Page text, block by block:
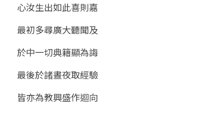
心汝生出如此喜則嘉
最初多尋廣大聽聞及
於中一切典籍顯為誨
最後於諸晝夜取經驗
皆亦為教興盛作迴向